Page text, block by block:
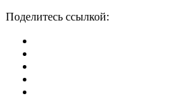
Поделитесь ссылкой: